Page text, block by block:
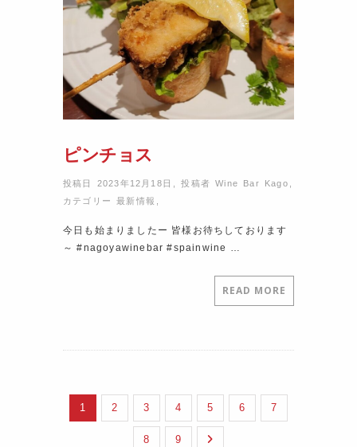
ピンチョス
投稿日 2023年12月18日 ,投稿者Wine Bar Kago
カテゴリー最新情報
今日も始まりましたー 皆様お待ちしております
～ #nagoyawinebar #spainwine …
READ MORE
1 2 3 4 5 6 7
8 9